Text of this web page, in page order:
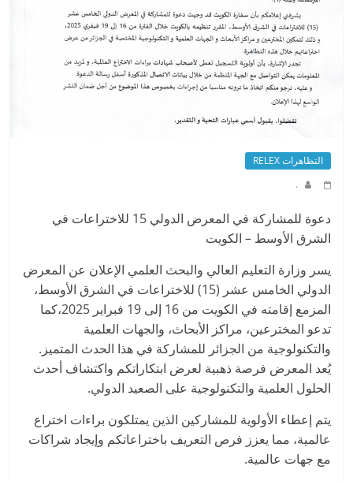
التظاهرات RELEX
.
دعوة للمشاركة في المعرض الدولي 15 للاختراعات في
الشرق الأوسط – الكويت
يسر وزارة التعليم العالي والبحث العلمي الإعلان عن المعرض
الدولي الخامس عشر (15) للاختراعات في الشرق الأوسط،
المزمع إقامته في الكويت من 16 إلى 19 فبراير 2025،كما
تدعو المخترعين، مراكز الأبحاث، والجهات العلمية
والتكنولوجية من الجزائر للمشاركة في هذا الحدث المتميز.
يُعد المعرض فرصة ذهبية لعرض ابتكاراتكم واكتشاف أحدث
الحلول العلمية والتكنولوجية على الصعيد الدولي.
يتم إعطاء الأولوية للمشاركين الذين يمتلكون براءات اختراع
عالمية، مما يعزز فرص التعريف باختراعاتكم وإيجاد شراكات
مع جهات عالمية.